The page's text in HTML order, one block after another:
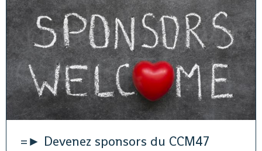
=► Devenez sponsors du CCM47